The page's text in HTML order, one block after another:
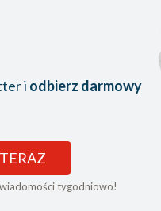
i odbierz darmowy
tygodniowo!